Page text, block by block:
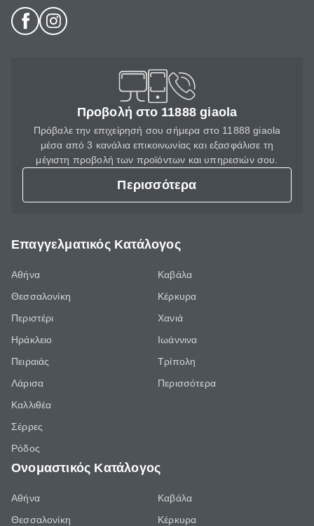
Προβολή στο 11888 giaola
Πρόβαλε την επιχείρησή σου σήμερα στο 11888 giaola
μέσα από 3 κανάλια επικοινωνίας και εξασφάλισε τη
μέγιστη προβολή των προϊόντων και υπηρεσιών σου.
Περισσότερα
Επαγγελματικός Κατάλογος
Αθήνα
Θεσσαλονίκη
Περιστέρι
Ηράκλειο
Πειραιάς
Λάρισα
Καλλιθέα
Σέρρες
Ρόδος
Καβάλα
Κέρκυρα
Χανιά
Ιωάννινα
Τρίπολη
Περισσότερα
Ονομαστικός Κατάλογος
Αθήνα
Θεσσαλονίκη
Καβάλα
Κέρκυρα